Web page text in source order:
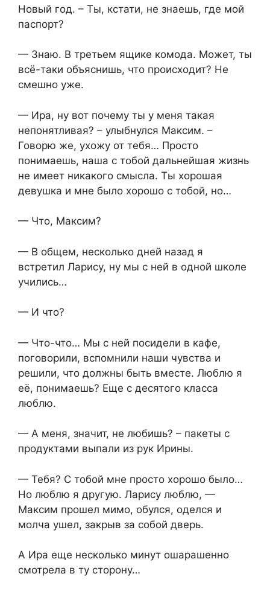
Новый год. – Ты, кстати, не знаешь, где мой
паспорт?
— Знаю. В третьем ящике комода. Может, ты
всё-таки объяснишь, что происходит? Не
смешно уже.
— Ира, ну вот почему ты у меня такая
непонятливая? – улыбнулся Максим. –
Говорю же, ухожу от тебя… Просто
понимаешь, наша с тобой дальнейшая жизнь
не имеет никакого смысла. Ты хорошая
девушка и мне было хорошо с тобой, но…
— Что, Максим?
— В общем, несколько дней назад я
встретил Ларису, ну мы с ней в одной школе
учились…
— И что?
— Что-что… Мы с ней посидели в кафе,
поговорили, вспомнили наши чувства и
решили, что должны быть вместе. Люблю я
её, понимаешь? Еще с десятого класса
люблю.
— А меня, значит, не любишь? – пакеты с
продуктами выпали из рук Ирины.
— Тебя? С тобой мне просто хорошо было…
Но люблю я другую. Ларису люблю, —
Максим прошел мимо, обулся, оделся и
молча ушел, закрыв за собой дверь.
А Ира еще несколько минут ошарашенно
смотрела в ту сторону…